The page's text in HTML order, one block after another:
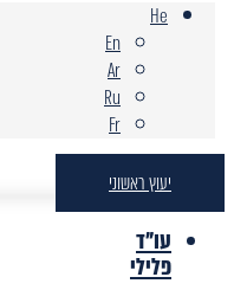
He
En
Ar
Ru
Fr
יעוץ ראשוני
עו"ד
פלילי